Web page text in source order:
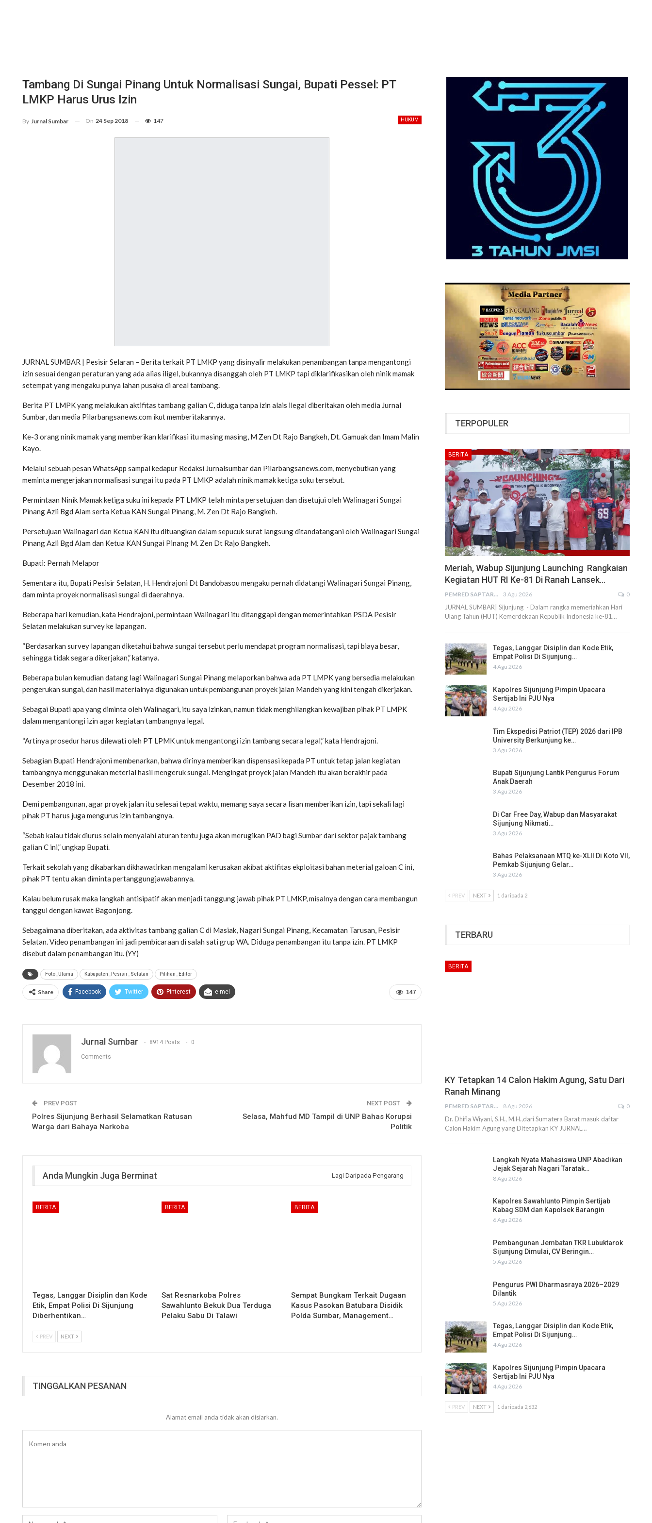
Tambang Di Sungai Pinang Untuk Normalisasi Sungai, Bupati Pessel: PT
LMKP Harus Urus Izin
HUKUM
By Jurnal Sumbar On 24 Sep 2018 147
JURNAL SUMBAR | Pesisir Selaran – Berita terkait PT LMKP yang disinyalir melakukan penambangan tanpa mengantongi
izin sesuai dengan peraturan yang ada alias iligel, bukannya disanggah oleh PT LMKP tapi diklarifikasikan oleh ninik mamak
setempat yang mengaku punya lahan pusaka di areal tambang.
Berita PT LMPK yang melakukan aktifitas tambang galian C, diduga tanpa izin alais ilegal diberitakan oleh media Jurnal
Sumbar, dan media Pilarbangsanews.com ikut memberitakannya.
Ke-3 orang ninik mamak yang memberikan klarifikasi itu masing masing, M Zen Dt Rajo Bangkeh, Dt. Gamuak dan Imam Malin
Kayo.
Melalui sebuah pesan WhatsApp sampai kedapur Redaksi Jurnalsumbar dan Pilarbangsanews.com, menyebutkan yang
meminta mengerjakan normalisasi sungai itu pada PT LMKP adalah ninik mamak ketiga suku tersebut.
Permintaan Ninik Mamak ketiga suku ini kepada PT LMKP telah minta persetujuan dan disetujui oleh Walinagari Sungai
Pinang Azli Bgd Alam serta Ketua KAN Sungai Pinang, M. Zen Dt Rajo Bangkeh.
Persetujuan Walinagari dan Ketua KAN itu dituangkan dalam sepucuk surat langsung ditandatangani oleh Walinagari Sungai
Pinang Azli Bgd Alam dan Ketua KAN Sungai Pinang M. Zen Dt Rajo Bangkeh.
Bupati: Pernah Melapor
Sementara itu, Bupati Pesisir Selatan, H. Hendrajoni Dt Bandobasou mengaku pernah didatangi Walinagari Sungai Pinang,
dam minta proyek normalisasi sungai di daerahnya.
Beberapa hari kemudian, kata Hendrajoni, permintaan Walinagari itu ditanggapi dengan memerintahkan PSDA Pesisir
Selatan melakukan survey ke lapangan.
“Berdasarkan survey lapangan diketahui bahwa sungai tersebut perlu mendapat program normalisasi, tapi biaya besar,
sehingga tidak segara dikerjakan,” katanya.
Beberapa bulan kemudian datang lagi Walinagari Sungai Pinang melaporkan bahwa ada PT LMPK yang bersedia melakukan
pengerukan sungai, dan hasil materialnya digunakan untuk pembangunan proyek jalan Mandeh yang kini tengah dikerjakan.
Sebagai Bupati apa yang diminta oleh Walinagari, itu saya izinkan, namun tidak menghilangkan kewajiban pihak PT LMPK
dalam mengantongi izin agar kegiatan tambangnya legal.
“Artinya prosedur harus dilewati oleh PT LPMK untuk mengantongi izin tambang secara legal,” kata Hendrajoni.
Sebagian Bupati Hendrajoni membenarkan, bahwa dirinya memberikan dispensasi kepada PT untuk tetap jalan kegiatan
tambangnya menggunakan meterial hasil mengeruk sungai. Mengingat proyek jalan Mandeh itu akan berakhir pada
Desember 2018 ini.
Demi pembangunan, agar proyek jalan itu selesai tepat waktu, memang saya secara lisan memberikan izin, tapi sekali lagi
pihak PT harus juga mengurus izin tambangnya.
“Sebab kalau tidak diurus selain menyalahi aturan tentu juga akan merugikan PAD bagi Sumbar dari sektor pajak tambang
galian C ini,” ungkap Bupati.
Terkait sekolah yang dikabarkan dikhawatirkan mengalami kerusakan akibat aktifitas ekploitasi bahan meterial galoan C ini,
pihak PT tentu akan diminta pertanggungjawabannya.
Kalau belum rusak maka langkah antisipatif akan menjadi tanggung jawab pihak PT LMKP, misalnya dengan cara membangun
tanggul dengan kawat Bagonjong.
Sebagaimana diberitakan, ada aktivitas tambang galian C di Masiak, Nagari Sungai Pinang, Kecamatan Tarusan, Pesisir
Selatan. Video penambangan ini jadi pembicaraan di salah sati grup WA. Diduga penambangan itu tanpa izin. PT LMKP
disebut dalam penambangan itu. (YY)
Foto_Utama Kabupaten_Pesisir_Selatan Pilihan_Editor
147
Share Facebook Twitter Pinterest e-mel
Jurnal Sumbar 8914 Posts 0
Comments
PREV POST
Polres Sijunjung Berhasil Selamatkan Ratusan
Warga dari Bahaya Narkoba
NEXT POST
Selasa, Mahfud MD Tampil di UNP Bahas Korupsi
Politik
Anda Mungkin Juga Berminat Lagi Daripada Pengarang
BERITA
Tegas, Langgar Disiplin dan Kode
Etik, Empat Polisi Di Sijunjung
Diberhentikan…
BERITA
Sat Resnarkoba Polres
Sawahlunto Bekuk Dua Terduga
Pelaku Sabu Di Talawi
BERITA
Sempat Bungkam Terkait Dugaan
Kasus Pasokan Batubara Disidik
Polda Sumbar, Management…
PREV NEXT
TINGGALKAN PESANAN
Alamat email anda tidak akan disiarkan.
TERPOPULER
BERITA
Meriah, Wabup Sijunjung Launching Rangkaian
Kegiatan HUT RI Ke-81 Di Ranah Lansek…
PEMRED SAPTARIUS 3 Agu 2026 0
JURNAL SUMBAR| Sijunjung - Dalam rangka memeriahkan Hari
Ulang Tahun (HUT) Kemerdekaan Republik Indonesia ke-81…
Tegas, Langgar Disiplin dan Kode Etik,
Empat Polisi Di Sijunjung…
4 Agu 2026
Kapolres Sijunjung Pimpin Upacara
Sertijab Ini PJU Nya
4 Agu 2026
Tim Ekspedisi Patriot (TEP) 2026 dari IPB
University Berkunjung ke…
3 Agu 2026
Bupati Sijunjung Lantik Pengurus Forum
Anak Daerah
3 Agu 2026
Di Car Free Day, Wabup dan Masyarakat
Sijunjung Nikmati…
3 Agu 2026
Bahas Pelaksanaan MTQ ke-XLII Di Koto VII,
Pemkab Sijunjung Gelar…
3 Agu 2026
PREV NEXT 1 daripada 2
TERBARU
BERITA
KY Tetapkan 14 Calon Hakim Agung, Satu Dari
Ranah Minang
PEMRED SAPTARIUS 8 Agu 2026 0
Dr. Dhifla Wiyani, S.H., M.H.,dari Sumatera Barat masuk daftar
Calon Hakim Agung yang Ditetapkan KY JURNAL…
Langkah Nyata Mahasiswa UNP Abadikan
Jejak Sejarah Nagari Taratak…
8 Agu 2026
Kapolres Sawahlunto Pimpin Sertijab
Kabag SDM dan Kapolsek Barangin
6 Agu 2026
Pembangunan Jembatan TKR Lubuktarok
Sijunjung Dimulai, CV Beringin…
5 Agu 2026
Pengurus PWI Dharmasraya 2026–2029
Dilantik
5 Agu 2026
Tegas, Langgar Disiplin dan Kode Etik,
Empat Polisi Di Sijunjung…
4 Agu 2026
Kapolres Sijunjung Pimpin Upacara
Sertijab Ini PJU Nya
4 Agu 2026
PREV NEXT 1 daripada 2,632